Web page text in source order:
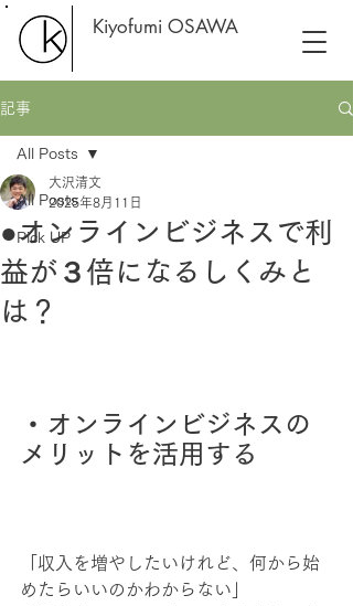
Kiyofumi OSAWA
記事
All Posts
Pick UP
All Posts
●オンラインビジネスで利
益が３倍になるしくみと
は？
大沢清文
2025年8月11日
・オンラインビジネスの
メリットを活用する
「収入を増やしたいけれど、何から始
めたらいいのかわからない」